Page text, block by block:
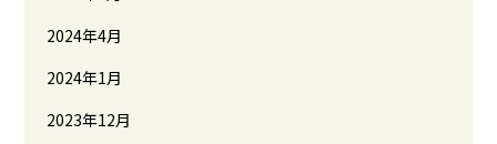
2024年4月
2024年1月
2023年12月